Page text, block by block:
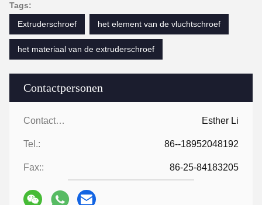
Contactpersonen
Contactpersonen: Esther Li
Tel.: 86--18952048192
Fax:: 86-25-84183205
Tags:
Extruderschroef
het element van de vluchtschroef
het materiaal van de extruderschroef